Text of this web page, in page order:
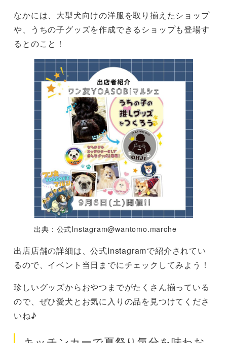
なかには、大型犬向けの洋服を取り揃えたショップ
や、うちの子グッズを作成できるショップも登場す
るとのこと！
出典：公式Instagram@wantomo.marche
出店店舗の詳細は、公式Instagramで紹介されてい
るので、イベント当日までにチェックしてみよう！
珍しいグッズからおやつまでがたくさん揃っている
ので、ぜひ愛犬とお気に入りの品を見つけてくださ
いね♪